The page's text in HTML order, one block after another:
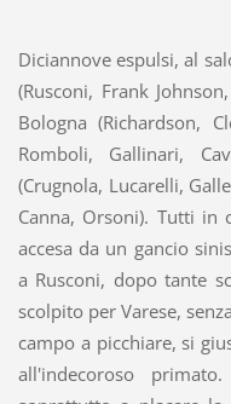
Diciannove espulsi, al
(Rusconi, Frank
Bologna (Richardson,
Romboli, Gallinari,
(Crugnola, Lucarelli,
Canna, Orsoni). Tutti in
accesa da un gancio
a Rusconi, dopo tante
scolpito per Varese,
campo a picchiare, si
all'indecoroso